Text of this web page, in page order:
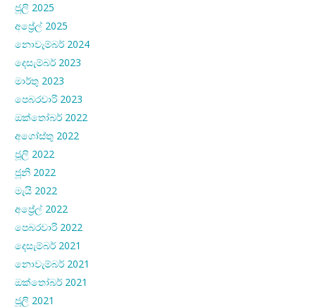
ජූලි 2025
අප්‍රේල් 2025
නොවැම්බර් 2024
දෙසැම්බර් 2023
මාර්තු 2023
පෙබරවාරි 2023
ඔක්තෝබර් 2022
අගෝස්තු 2022
ජූලි 2022
ජූනි 2022
මැයි 2022
අප්‍රේල් 2022
පෙබරවාරි 2022
දෙසැම්බර් 2021
නොවැම්බර් 2021
ඔක්තෝබර් 2021
ජූලි 2021